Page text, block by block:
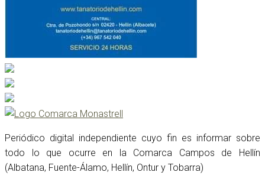
Periódico digital independiente cuyo fin es informar sobre
todo lo que ocurre en la Comarca Campos de Hellín
(Albatana, Fuente-Álamo, Hellín, Ontur y Tobarra)